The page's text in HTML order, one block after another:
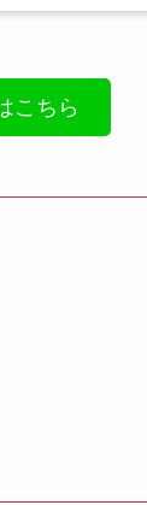
こちら